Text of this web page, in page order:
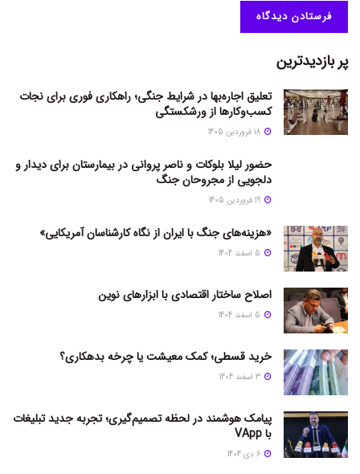
پر بازدیدترین
تعلیق اجاره‌بها در شرایط جنگی؛ راهکاری فوری برای نجات
کسب‌وکارها از ورشکستگی
حضور لیلا بلوکات و ناصر پروانی در بیمارستان برای دیدار و
دلجویی از مجروحان جنگ
«هزینه‌های جنگ با ایران از نگاه کارشناسان آمریکایی»
اصلاح ساختار اقتصادی با ابزارهای نوین
خرید قسطی؛ کمک معیشت یا چرخه بدهکاری؟
پیامک هوشمند در لحظه تصمیم‌گیری؛ تجربه جدید تبلیغات
با VApp